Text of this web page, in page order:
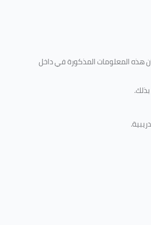
هذه المعلومات المذكورة في داخل
.
.